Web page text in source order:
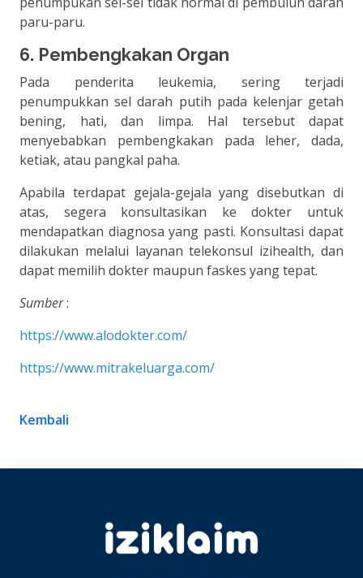
paru-paru.
6. Pembengkakan Organ
Pada penderita leukemia, sering terjadi
penumpukkan sel darah putih pada kelenjar getah
bening, hati, dan limpa. Hal tersebut dapat
menyebabkan pembengkakan pada leher, dada,
ketiak, atau pangkal paha.
Apabila terdapat gejala-gejala yang disebutkan di
atas, segera konsultasikan ke dokter untuk
mendapatkan diagnosa yang pasti. Konsultasi dapat
dilakukan melalui layanan telekonsul izihealth, dan
dapat memilih dokter maupun faskes yang tepat.
Sumber:
https://www.alodokter.com/
https://www.mitrakeluarga.com/
Kembali